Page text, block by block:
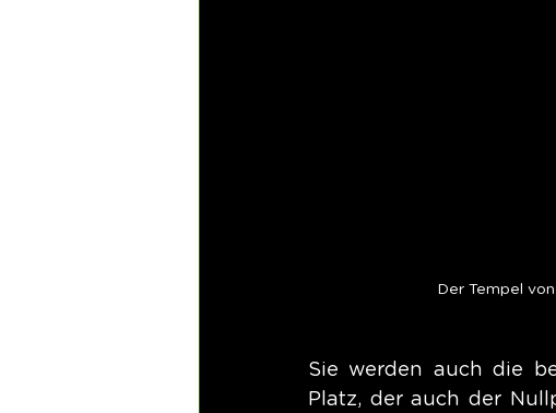
Der Tempel
Sie werden auch die
Platz, der auch der